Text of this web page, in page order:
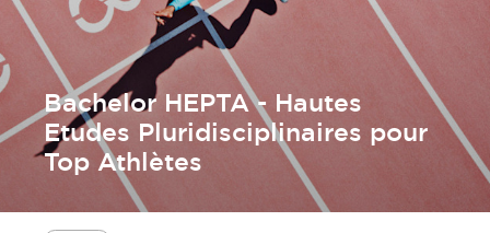
Bachelor HEPTA - Hautes
Etudes Pluridisciplinaires pour
Top Athlètes